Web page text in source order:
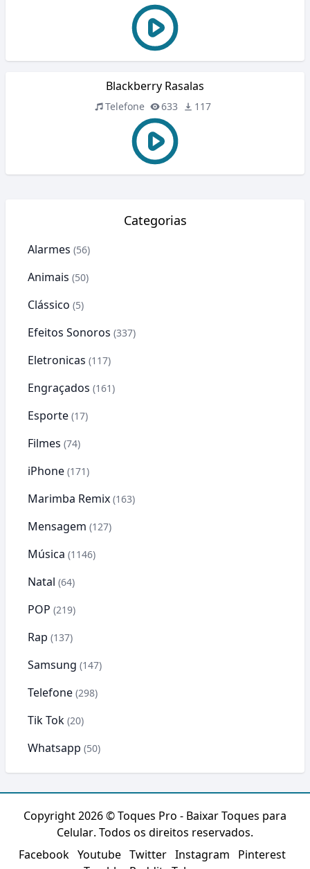
Blackberry Rasalas
Telefone 633 117
Categorias
Alarmes (56)
Animais (50)
Clássico (5)
Efeitos Sonoros (337)
Eletronicas (117)
Engraçados (161)
Esporte (17)
Filmes (74)
iPhone (171)
Marimba Remix (163)
Mensagem (127)
Música (1146)
Natal (64)
POP (219)
Rap (137)
Samsung (147)
Telefone (298)
Tik Tok (20)
Whatsapp (50)
Copyright 2026 ©Toques Pro - Baixar Toques para
Celular. Todos os direitos reservados.
Facebook Youtube Twitter Instagram
Pinterest